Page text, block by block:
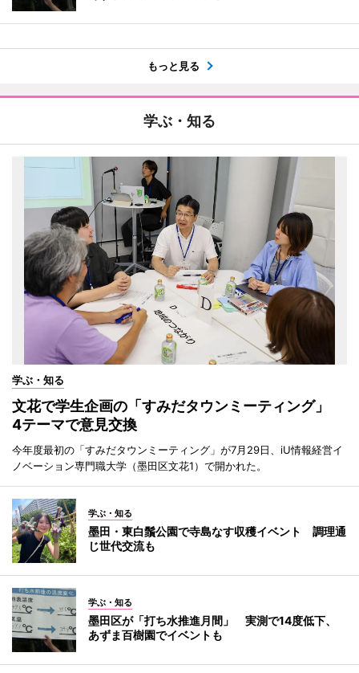
もっと見る
学ぶ・知る
学ぶ・知る
文花で学生企画の「すみだタウンミーティング」
4テーマで意見交換
今年度最初の「すみだタウンミーティング」が7月29日、iU情報経営イ
ノベーション専門職大学（墨田区文花1）で開かれた。
学ぶ・知る
墨田・東白鬚公園で寺島なす収穫イベント 調理通
じ世代交流も
学ぶ・知る
墨田区が「打ち水推進月間」 実測で14度低下、
あずま百樹園でイベントも